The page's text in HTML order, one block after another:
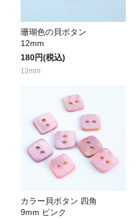
珊瑚色の貝ボタン
12mm
180円(税込)
12mm
カラー貝ボタン 四角
9mm ピンク